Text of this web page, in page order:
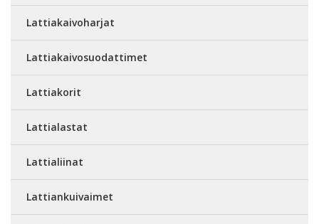
Lattiakaivoharjat
Lattiakaivosuodattimet
Lattiakorit
Lattialastat
Lattialiinat
Lattiankuivaimet